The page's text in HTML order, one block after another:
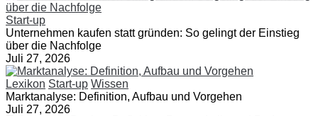
Start-up
Unternehmen kaufen statt gründen: So gelingt der Einstieg
über die Nachfolge
Juli 27, 2026
Lexikon Start-up Wissen
Marktanalyse: Definition, Aufbau und Vorgehen
Juli 27, 2026